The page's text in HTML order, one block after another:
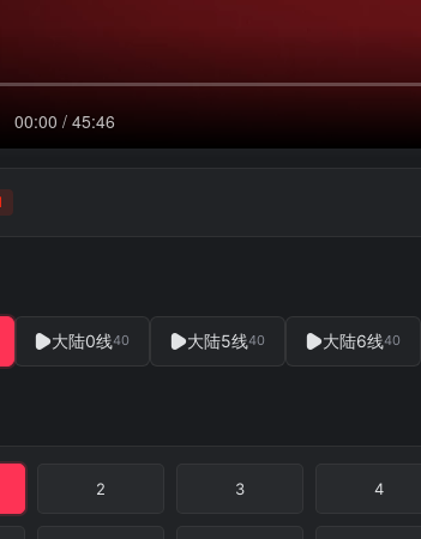
大陆0线40 大陆5线40 大陆6线40
2 3 4